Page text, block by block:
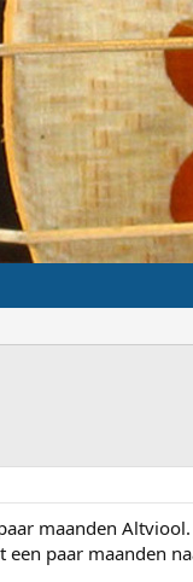
maanden
paar maanden